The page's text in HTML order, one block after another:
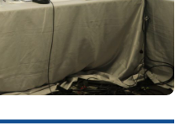
annuelle du